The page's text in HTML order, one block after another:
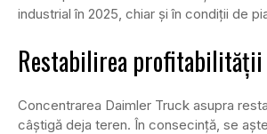
industrial în 2025, chiar și în condiții de
Restabilirea profitabilității
Concentrarea Daimler Truck asupra
câștigă deja teren. În consecință, se